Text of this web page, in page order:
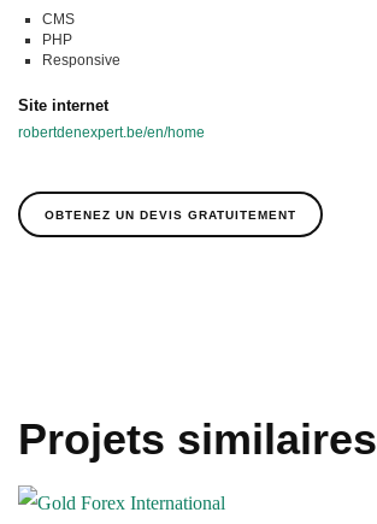
CMS
PHP
Responsive
Site internet
robertdenexpert.be/en/home
OBTENEZ UN DEVIS GRATUITEMENT
Projets similaires